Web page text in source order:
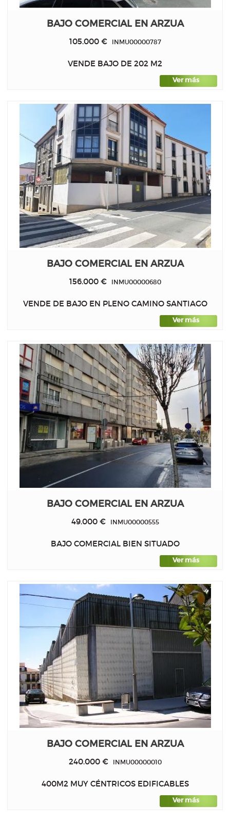
BAJO COMERCIAL EN ARZUA
105.000 €INMU00000787
VENDE BAJO DE 202 M2
Ver más
BAJO COMERCIAL EN ARZUA
156.000 €INMU00000680
VENDE DE BAJO EN PLENO CAMINO SANTIAGO
Ver más
BAJO COMERCIAL EN ARZUA
49.000 €INMU00000555
BAJO COMERCIAL BIEN SITUADO
Ver más
BAJO COMERCIAL EN ARZUA
240.000 €INMU00000010
400M2 MUY CÉNTRICOS EDIFICABLES
Ver más